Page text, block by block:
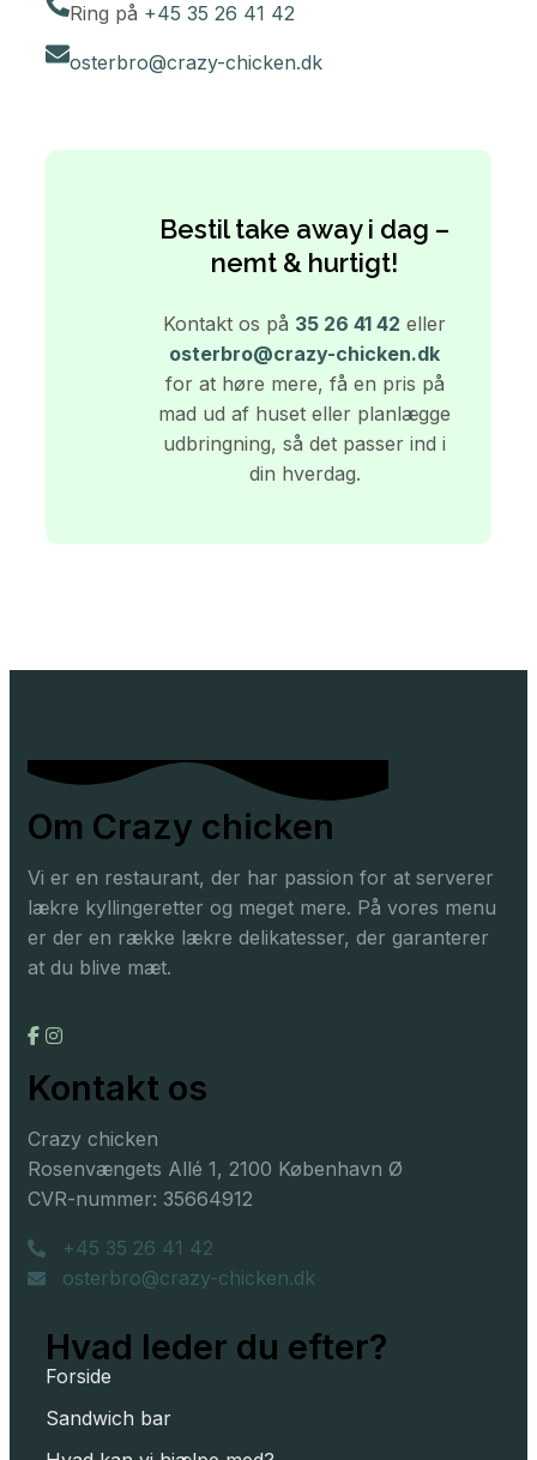
Ring på +45 35 26 41 42
osterbro@crazy-chicken.dk
Bestil take away i dag –
nemt & hurtigt!
Kontakt os på 35 26 41 42 eller
osterbro@crazy-chicken.dk
for at høre mere, få en pris på
mad ud af huset eller planlægge
udbringning, så det passer ind i
din hverdag.
Om Crazy chicken
Vi er en restaurant, der har passion for at serverer
lækre kyllingeretter og meget mere. På vores menu
er der en række lækre delikatesser, der garanterer
at du blive mæt.
Kontakt os
Crazy chicken
Rosenvængets Allé 1, 2100 København Ø
CVR-nummer: 35664912
+45 35 26 41 42
osterbro@crazy-chicken.dk
Hvad leder du efter?
Forside
Sandwich bar